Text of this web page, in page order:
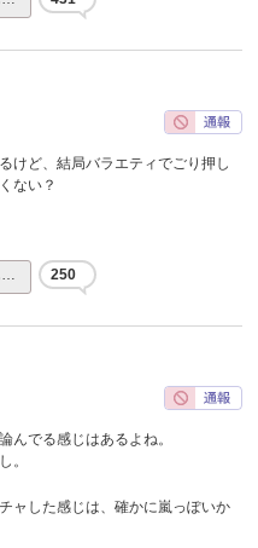
けど、結局バラエティでごり押し
ない？
… 250
んでる感じはあるよね。
。
ャした感じは、確かに嵐っぽいか